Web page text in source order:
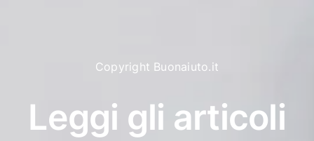
Copyright Buonaiuto.it
Leggi gli articoli